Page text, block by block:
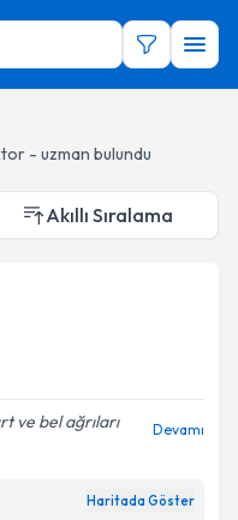
- uzman bulundu
Akıllı Sıralama
ve bel ağrıları
Devamı
Haritada Göster